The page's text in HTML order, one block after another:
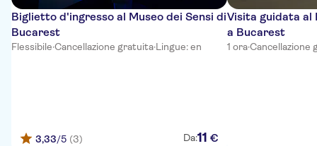
Biglietto d'ingresso al Museo dei Sensi di
Bucarest
Flessibile·Cancellazione gratuita·Lingue: en
3,33/5 (3) Da:11 €
Visita guidata al
a Bucarest
1 ora·Cancellazione